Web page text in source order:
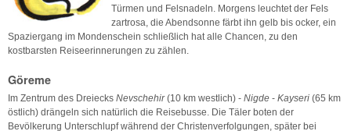
Türmen und Felsnadeln. Morgens leuchtet der Fels
zartrosa, die Abendsonne färbt ihn gelb bis ocker, ein
Spaziergang im Mondenschein schließlich hat alle Chancen, zu den
kostbarsten Reiseerinnerungen zu zählen.
Göreme
Im Zentrum des Dreiecks Nevschehir(10 km westlich) - Nigde - Kayseri (65 km
östlich) drängeln sich natürlich die Reisebusse. Die Täler boten der
Bevölkerung Unterschlupf während der Christenverfolgungen, später bei